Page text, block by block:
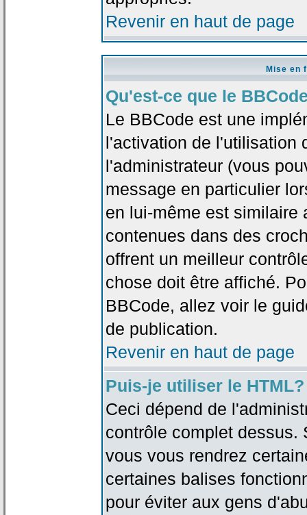
Revenir en haut de page
Mise en
Qu'est-ce que le
Le BBCode est une
l'activation de l'utilisation
l'administrateur (vous
message en particulier
en lui-même est similaire
contenues dans des
offrent un meilleur
chose doit être affiché.
BBCode, allez voir le
de publication.
Revenir en haut de page
Puis-je utiliser le HTML?
Ceci dépend de
contrôle complet dessus.
vous vous rendrez
certaines balises
pour éviter aux gens